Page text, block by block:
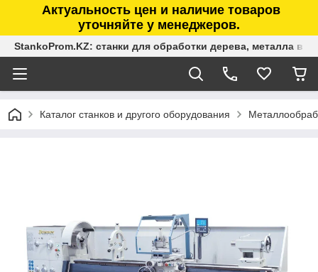
Актуальность цен и наличие товаров
уточняйте у менеджеров.
StankoProm.KZ: станки для обработки дерева, металла в
Каталог станков и другого оборудования